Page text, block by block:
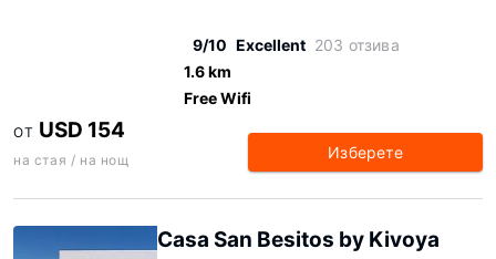
9/10 Excellent 203 отзива
1.6 km
Free Wifi
ОТ USD 154
на стая / на нощ Изберете
Casa San Besitos by Kivoya